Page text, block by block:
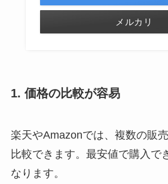
メルカリ
1. 価格の比較が容易
楽天やAmazonでは、複数の販
比較できます。最安値で購入で
なります。